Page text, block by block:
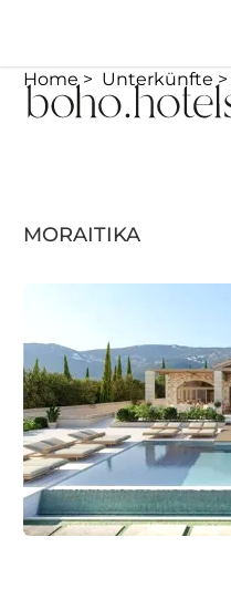
Home Unterkünfte
MORAITIKA